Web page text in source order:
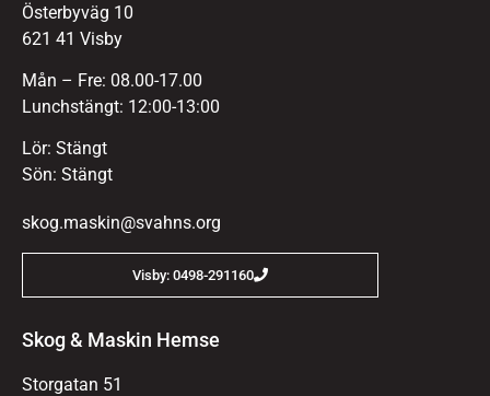
Österbyväg 10
621 41 Visby
Mån – Fre: 08.00-17.00
Lunchstängt: 12:00-13:00
Lör: Stängt
Sön: Stängt
skog.maskin@svahns.org
Visby: 0498-291160
Skog & Maskin Hemse
Storgatan 51